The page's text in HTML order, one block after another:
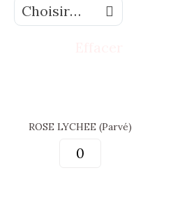
Choisir une option
QUANTITÉ
+
ROSE LYCHEE (Parvé)